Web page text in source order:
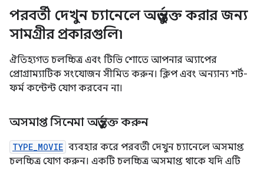
পরবর্তী দেখুন চ্যানেলে অন্তর্ভুক্ত করার জন্য
সামগ্রীর প্রকারগুলি৷
ঐতিহ্যগত চলচ্চিত্র এবং টিভি শোতে আপনার অ্যাপের
প্রোগ্রাম্যাটিক সংযোজন সীমিত করুন। ক্লিপ এবং অন্যান্য শর্ট-
ফর্ম কন্টেন্ট যোগ করবেন না।
অসমাপ্ত সিনেমা অন্তর্ভুক্ত করুন
TYPE_MOVIE ব্যবহার করে পরবর্তী দেখুন চ্যানেলে অসমাপ্ত
চলচ্চিত্র যোগ করুন। একটি চলচ্চিত্র অসমাপ্ত থাকে যদি এটি